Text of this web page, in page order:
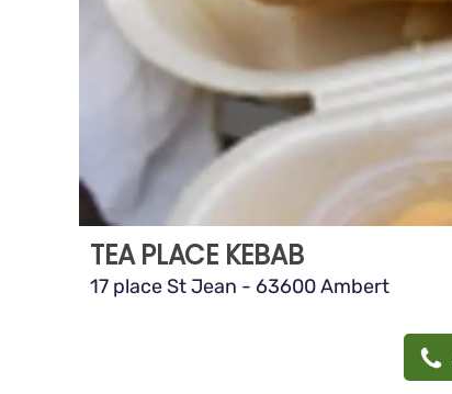
TEA PLACE KEBAB
17 place St Jean - 63600 Ambert